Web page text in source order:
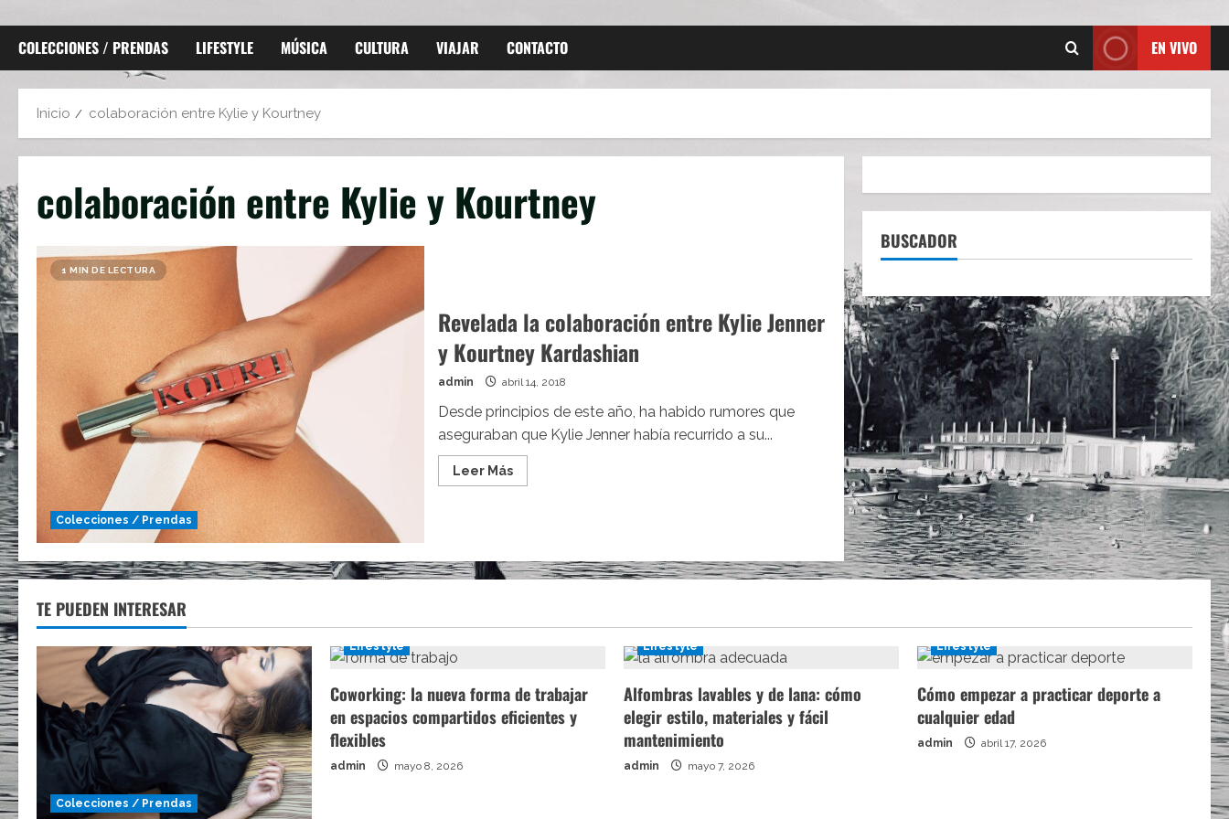
COLECCIONES / PRENDAS LIFESTYLE MÚSICA CULTURA VIAJAR CONTACTO EN VIVO
Inicio colaboración entre Kylie y Kourtney
colaboración entre Kylie y Kourtney
1 MIN DE LECTURA
Colecciones / Prendas
Revelada la colaboración entre Kylie Jenner
y Kourtney Kardashian
admin abril 14, 2018
Desde principios de este año, ha habido rumores que
aseguraban que Kylie Jenner había recurrido a su...
Leer MásLeer
más
entre
Kylie
BUSCADOR
TE PUEDEN INTERESAR
Colecciones / Prendas
Lifestyle
Coworking: la nueva forma de trabajar
en espacios compartidos eficientes y
flexibles
admin mayo 8, 2026
Lifestyle
Alfombras lavables y de lana: cómo
elegir estilo, materiales y fácil
mantenimiento
admin mayo 7, 2026
Lifestyle
Cómo empezar a practicar deporte a
cualquier edad
admin abril 17, 2026